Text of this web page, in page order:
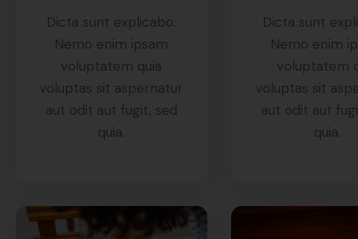
Dicta sunt explicabo.
Nemo enim ipsam
voluptatem quia
voluptas sit aspernatur
aut odit aut fugit, sed
quia.
Dicta sunt
Nemo enim
voluptatem
voluptas sit
aut odit aut
quia.